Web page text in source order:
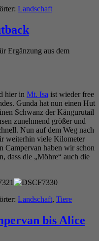
Landschaft
Ergänzung aus dem
hier in Mt. Isa ist wieder free
Gunda hat nun einen Hut
Schwanz der Kängurutail
zunehmend größer und
Nun auf dem Weg nach
weiterhin viele Kilometer
Campervan haben wir schon
dass die „Möhre“ auch die
Landschaft, Tiere
bis Alice